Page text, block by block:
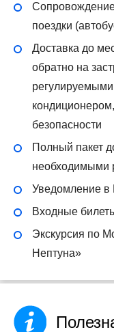
поездки
Доставка до
обратно на
безопасности
Полный пакет
необходимыми
Уведомление
Входные
Экскурсия по
Нептуна»